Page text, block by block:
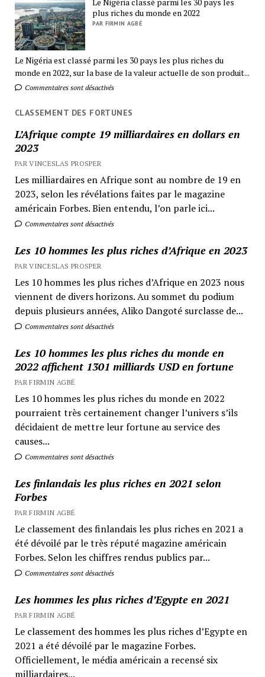
Le Nigéria classé parmi les 30 pays les
plus riches du monde en 2022
PAR FIRMIN AGBÉ
Le Nigéria est classé parmi les 30 pays les plus riches du
monde en 2022, sur la base de la valeur actuelle de son produit...
Commentaires sont désactivés
CLASSEMENT DES FORTUNES
L’Afrique compte 19 milliardaires en dollars en
2023
PAR VINCESLAS PROSPER
Les milliardaires en Afrique sont au nombre de 19 en
2023, selon les révélations faites par le magazine
américain Forbes. Bien entendu, l’on parle ici...
Commentaires sont désactivés
Les 10 hommes les plus riches d’Afrique en 2023
PAR VINCESLAS PROSPER
Les 10 hommes les plus riches d’Afrique en 2023 nous
viennent de divers horizons. Au sommet du podium
depuis plusieurs années, Aliko Dangoté surclasse de...
Commentaires sont désactivés
Les 10 hommes les plus riches du monde en
2022 affichent 1301 milliards USD en fortune
PAR FIRMIN AGBÉ
Les 10 hommes les plus riches du monde en 2022
pourraient très certainement changer l’univers s’ils
décidaient de mettre leur fortune au service des
causes...
Commentaires sont désactivés
Les finlandais les plus riches en 2021 selon
Forbes
PAR FIRMIN AGBÉ
Le classement des finlandais les plus riches en 2021 a
été dévoilé par le très réputé magazine américain
Forbes. Selon les chiffres rendus publics par...
Commentaires sont désactivés
Les hommes les plus riches d’Egypte en 2021
PAR FIRMIN AGBÉ
Le classement des hommes les plus riches d’Egypte en
2021 a été dévoilé par le magazine Forbes.
Officiellement, le média américain a recensé six
milliardaires...